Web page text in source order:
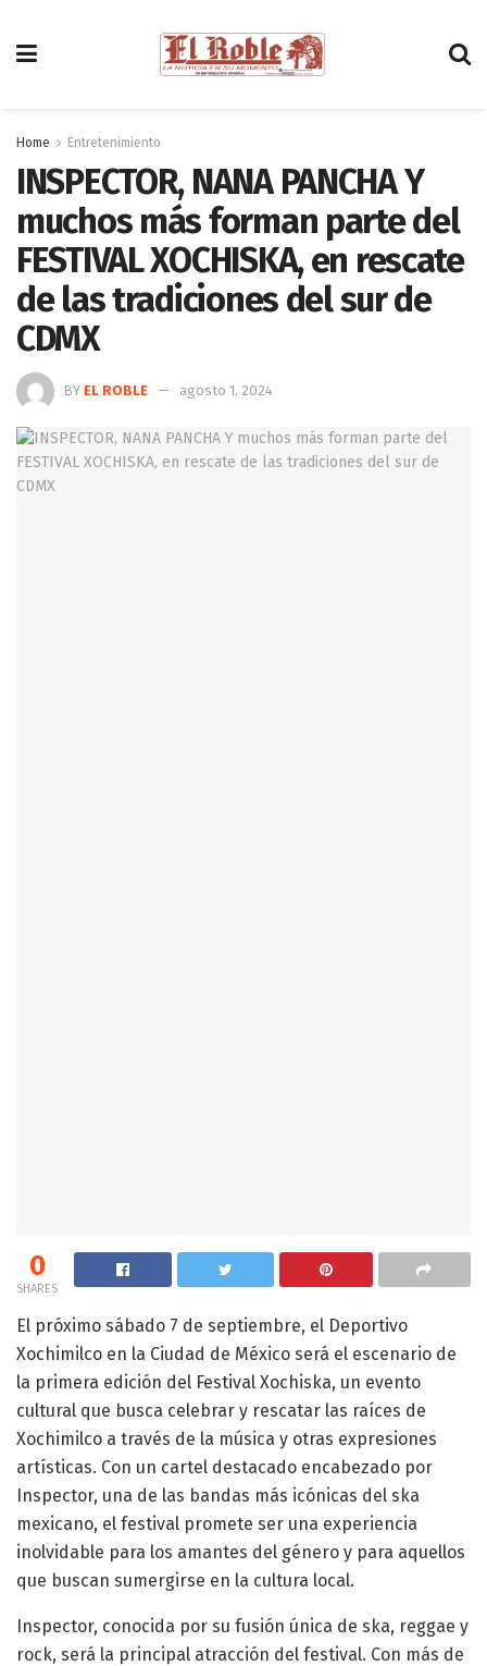
Home Entretenimiento
INSPECTOR, NANA PANCHA Y
muchos más forman parte del
FESTIVAL XOCHISKA, en rescate
de las tradiciones del sur de
CDMX
BY EL ROBLE agosto 1, 2024
0
SHARES
El próximo sábado 7 de septiembre, el Deportivo
Xochimilco en la Ciudad de México será el escenario de
la primera edición del Festival Xochiska, un evento
cultural que busca celebrar y rescatar las raíces de
Xochimilco a través de la música y otras expresiones
artísticas. Con un cartel destacado encabezado por
Inspector, una de las bandas más icónicas del ska
mexicano, el festival promete ser una experiencia
inolvidable para los amantes del género y para aquellos
que buscan sumergirse en la cultura local.
Inspector, conocida por su fusión única de ska, reggae y
rock, será la principal atracción del festival. Con más de